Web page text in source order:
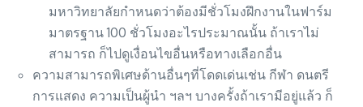
มหาวิทยาลัยกำหนดว่าต้องมีชั่วโมงฝึกงานในฟาร์ม
มาตรฐาน 100 ชั่วโมงอะไรประมาณนั้น ถ้าเราไม่
สามารถ ก็ไปดูเงื่อนไขอื่นหรือทางเลือกอื่น
ความสามารถพิเศษด้านอื่นๆที่โดดเด่นเช่น กีฬา ดนตรี
การแสดง ความเป็นผู้นำ ฯลฯ บางครั้งถ้าเรามีอยู่แล้ว ก็